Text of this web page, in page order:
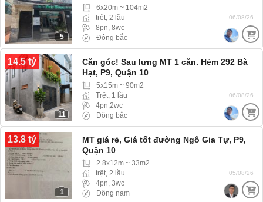
5
6x20m ~ 104m2
trệt, 2 lầu
8pn, 8wc
Đông bắc
06/08/26
14.5 tỷ
11
Căn góc! Sau lưng MT 1 căn. Hẻm 292 Bà
Hạt, P9, Quận 10
5x15m ~ 90m2
Trệt, 1 lầu
4pn,2wc
Đông bắc
06/08/26
13.8 tỷ
1
MT giá rẻ, Giá tốt đường Ngô Gia Tự, P9,
Quận 10
2.8x12m ~ 33m2
trệt, 2 lầu
4pn, 3wc
Đông nam
05/08/26